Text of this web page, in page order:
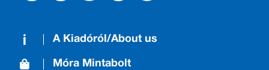
A Kiadóról/About us
Móra Mintabolt